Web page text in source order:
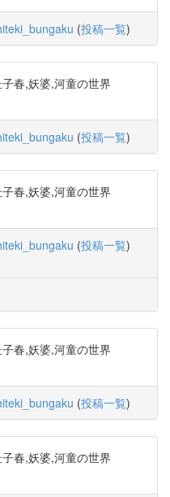
(投稿一覧)
春,妖婆,河童の世界
(投稿一覧)
春,妖婆,河童の世界
(投稿一覧)
春,妖婆,河童の世界
(投稿一覧)
春,妖婆,河童の世界